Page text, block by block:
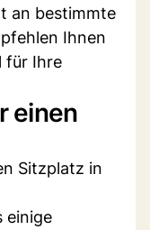
an bestimmte
Ihnen
für Ihre
einen
Sitzplatz in
einige